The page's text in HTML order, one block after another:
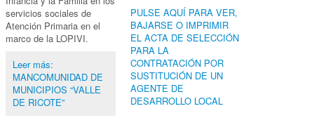
servicios sociales de
Atención Primaria en el
marco de la LOPIVI.
Leer más:
MANCOMUNIDAD DE
MUNICIPIOS “VALLE
DE RICOTE”
PULSE AQUÍ PARA VER,
BAJARSE O IMPRIMIR
EL ACTA DE SELECCIÓN
PARA LA
CONTRATACIÓN POR
SUSTITUCIÓN DE UN
AGENTE DE
DESARROLLO LOCAL